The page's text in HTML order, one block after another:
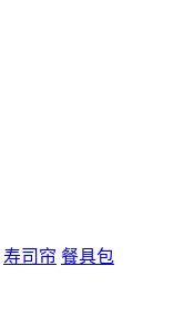
寿司帘 餐具包